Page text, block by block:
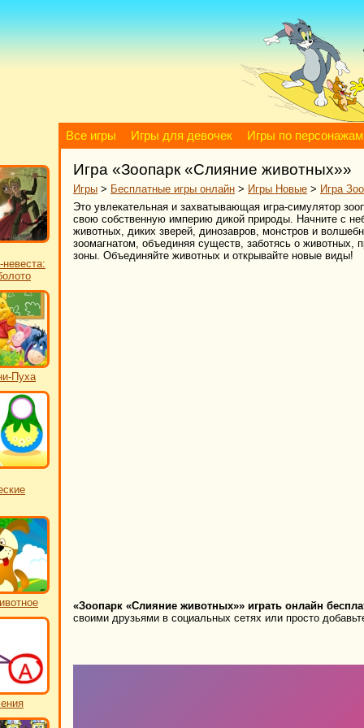
Все игры Игры для девочек Игры по персонажам
Пуха
Игра «Зоопарк «Слияние животных»»
Игры > Бесплатные игры онлайн > Игры Новые > Игра
Это увлекательная и захватывающая игра-симулятор
свою собственную империю дикой природы. Начните с
животных, диких зверей, динозавров, монстров и
зоомагнатом, объединяя существ, заботясь о животных,
зоны. Объединяйте животных и открывайте новые виды!
«Зоопарк «Слияние животных»» играть онлайн
своими друзьями в социальных сетях или просто